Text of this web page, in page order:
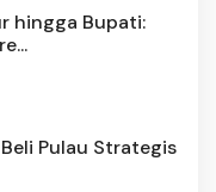
hingga Bupati:
Pulau Strategis